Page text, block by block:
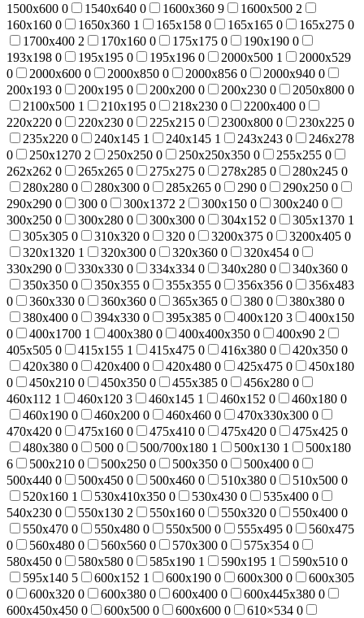
1500х600 0 1540х640 0 1600х360 9 1600х500 2
160х160 0 1650х360 1 165х158 0 165х165 0 165х275 0
1700х400 2 170х160 0 175х175 0 190х190 0
193х198 0 195х195 0 195х196 0 2000х500 1
2000х529
0
2000х600 0 2000х850 0 2000х856 0 2000х940 0
200x193 0 200х195 0 200х200 0 200х230 0 2050х800 0
2100х500 1 210х195 0 218х230 0 2200х400 0
220х220 0 220х230 0 225х215 0 2300х800 0 230х225 0
235х220 0 240x145 1 240х145 1 243х243 0
246х278
0
250х1270 2 250х250 0 250х250х350 0 255х255 0
262х262 0 265х265 0 275х275 0 278х285 0 280х245 0
280х280 0 280х300 0 285х265 0 290 0 290х250 0
290х290 0 300 0 300х1372 2 300х150 0 300х240 0
300х250 0 300х280 0 300х300 0 304х152 0 305х1370 1
305х305 0 310х320 0 320 0 3200х375 0 3200х405 0
320х1320 1 320х300 0 320х360 0 320х454 0
330х290 0 330х330 0 334х334 0 340х280 0 340х360 0
350х350 0 350х355 0 355х355 0 356х356 0
356х483
0
360х330 0 360х360 0 365х365 0 380 0 380х380 0
380х400 0 394х330 0 395х385 0 400х120 3
400х150
0
400х1700 1 400х380 0 400х400х350 0 400х90 2
405х505 0 415х155 1 415х475 0 416х380 0 420х350 0
420х380 0 420х400 0 420х480 0 425х475 0
450х180
0
450х210 0 450х350 0 455x385 0 456х280 0
460x112 1 460х120 3 460х145 1 460х152 0 460х180 0
460х190 0 460х200 0 460х460 0 470x330x300 0
470х420 0 475х160 0 475х410 0 475х420 0 475х425 0
480х380 0 500 0 500/700x180 1 500х130 1
500х180
6
500х210 0 500х250 0 500х350 0 500х400 0
500х440 0 500х450 0 500х460 0 510х380 0 510х500 0
520х160 1 530x410x350 0 530х430 0 535х400 0
540х230 0 550х130 2 550х160 0 550х320 0 550х400 0
550х470 0 550х480 0 550х500 0 555х495 0
560х475
0
560х480 0 560х560 0 570х300 0 575x354 0
580х450 0 580х580 0 585х190 1 590х195 1 590х510 0
595х140 5 600х152 1 600х190 0 600х300 0
600х305
0
600х320 0 600х380 0 600х400 0 600х445х380 0
600х450х450 0 600х500 0 600х600 0 610×534 0